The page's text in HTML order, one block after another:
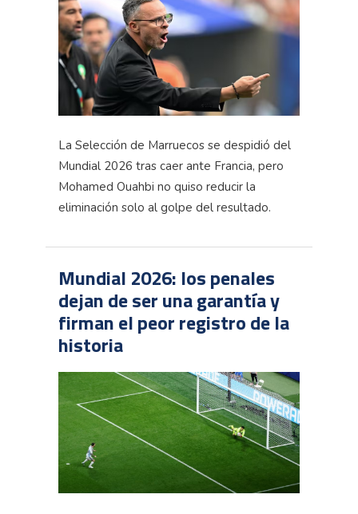
La Selección de Marruecos se despidió del
Mundial 2026 tras caer ante Francia, pero
Mohamed Ouahbi no quiso reducir la
eliminación solo al golpe del resultado.
Mundial 2026: los penales
dejan de ser una garantía y
firman el peor registro de la
historia